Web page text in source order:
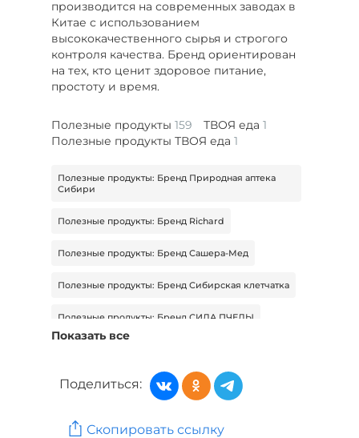
производится на современных заводах в
Китае с использованием
высококачественного сырья и строгого
контроля качества. Бренд ориентирован
на тех, кто ценит здоровое питание,
простоту и время.
Полезные продукты 159 ТВОЯ еда 1
Полезные продукты ТВОЯ еда 1
Полезные продукты: Бренд Природная аптека
Сибири
Полезные продукты: Бренд Richard
Полезные продукты: Бренд Сашера-Мед
Полезные продукты: Бренд Сибирская клетчатка
Полезные продукты: Бренд СИЛА ПЧЕЛЫ
Полезные продукты: Бренд Царская приправа
Показать все
Поделиться:
Скопировать ссылку